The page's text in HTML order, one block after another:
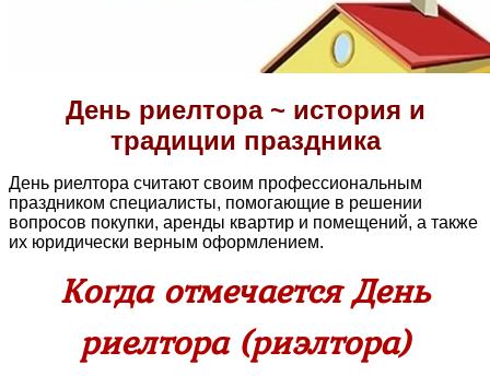
День риелтора ~ история и
традиции праздника
День риелтора считают своим профессиональным
праздником специалисты, помогающие в решении
вопросов покупки, аренды квартир и помещений, а также
их юридически верным оформлением.
Когда отмечается День
риелтора (риэлтора)